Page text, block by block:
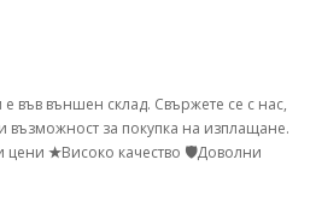
във външен склад. Свържете се с нас,
възможност за покупка на изплащане.
цени ★Високо качество 🛡Доволни